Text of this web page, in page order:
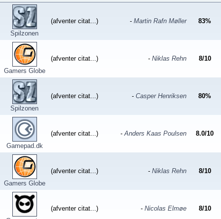
Spilzonen
(afventer citat...) - Martin Rafn Møller 83%
Gamers Globe
(afventer citat...) - Niklas Rehn 8/10
Spilzonen
(afventer citat...) - Casper Henriksen 80%
Gamepad.dk
(afventer citat...) -Anders Kaas Poulsen 8.0/10
Gamers Globe
(afventer citat...) - Niklas Rehn 8/10
(afventer citat...) - Nicolas Elmøe 8/10